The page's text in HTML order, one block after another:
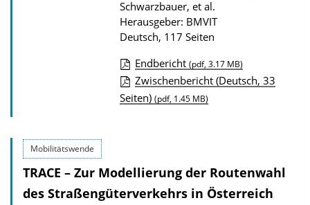
Schwarzbauer, et al.
Herausgeber: BMVIT
Deutsch, 117 Seiten
D
o
o
a
Endbericht (pdf, 3.17 MB)
Zwischenbericht (Deutsch, 33
Seiten) (pdf, 1.45 MB)
Mobilitätswende
TRACE – Zur Modellierung der Routenwahl
des Straßengüterverkehrs in Österreich